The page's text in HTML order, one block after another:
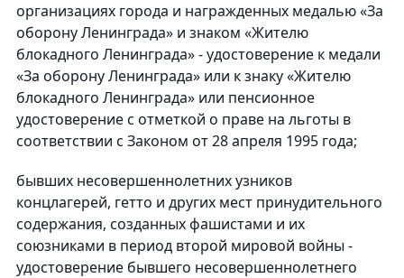
организациях города и награжденных медалью «За
оборону Ленинграда» и знаком «Жителю
блокадного Ленинграда» - удостоверение к медали
«За оборону Ленинграда» или к знаку «Жителю
блокадного Ленинграда» или пенсионное
удостоверение с отметкой о праве на льготы в
соответствии с Законом от 28 апреля 1995 года;
бывших несовершеннолетних узников
концлагерей, гетто и других мест принудительного
содержания, созданных фашистами и их
союзниками в период второй мировой войны -
удостоверение бывшего несовершеннолетнего